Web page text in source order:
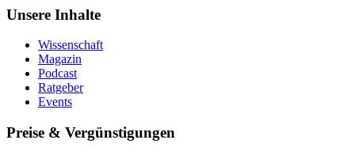
Unsere Inhalte
Wissenschaft
Magazin
Podcast
Ratgeber
Events
Preise & Vergünstigungen